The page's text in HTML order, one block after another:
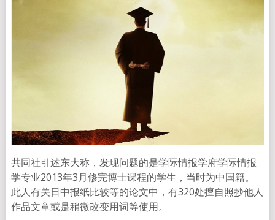
共同社引述东大称，发现问题的是学际情报学府学际情报
学专业2013年3月修完博士课程的学生，当时为中国籍。
此人有关日中报纸比较等的论文中，有320处擅自照抄他人
作品文章或是稍微改变用词等使用。